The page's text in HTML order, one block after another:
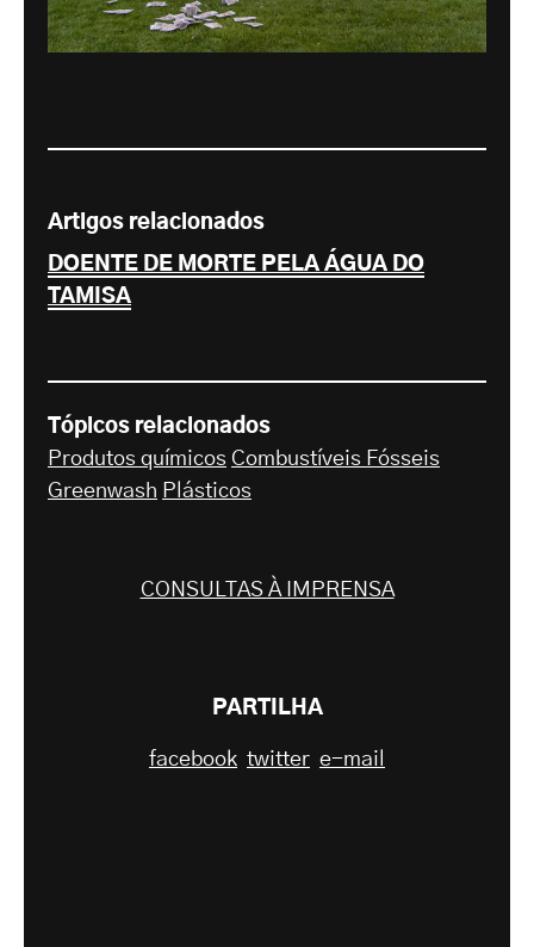
Artigos relacionados
DOENTE DE MORTE PELA ÁGUA DO
TAMISA
Tópicos relacionados
Produtos químicos Combustíveis Fósseis
Greenwash Plásticos
CONSULTAS À IMPRENSA
PARTILHA
facebook twitter e-mail